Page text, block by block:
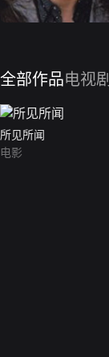
全部作品电视剧
所见所闻
电影